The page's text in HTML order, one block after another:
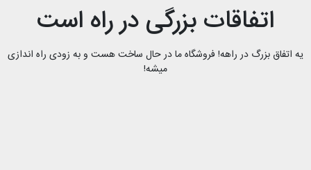
اتفاقات بزرگی در راه است
یه اتفاق بزرگ در راهه! فروشگاه ما در حال ساخت هست و به زودی راه اندازی
میشه!